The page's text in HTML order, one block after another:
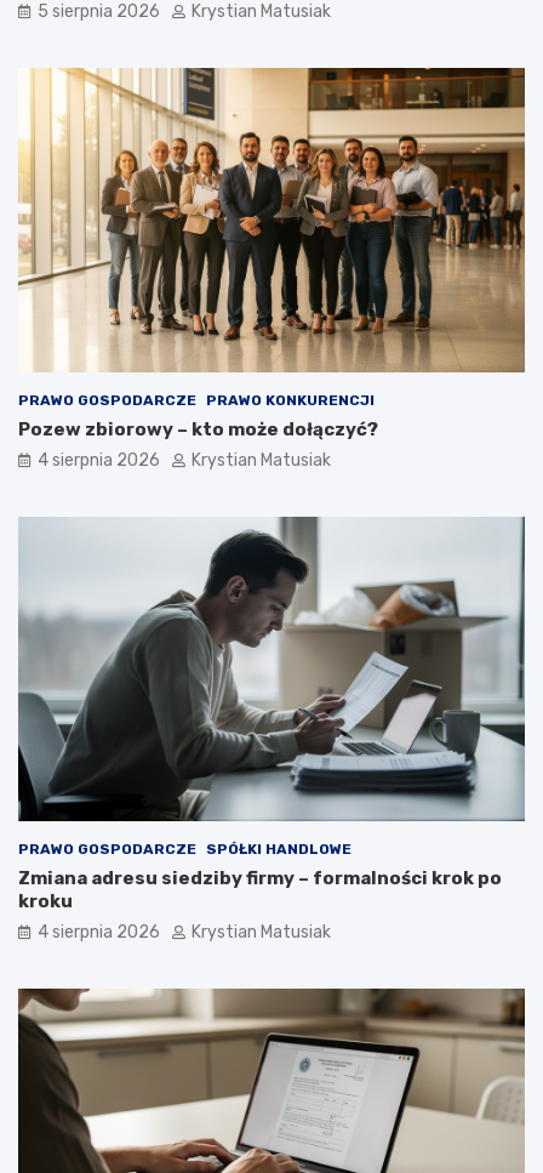
5 sierpnia 2026 Krystian Matusiak
PRAWO GOSPODARCZE PRAWO KONKURENCJI
Pozew zbiorowy – kto może dołączyć?
4 sierpnia 2026 Krystian Matusiak
PRAWO GOSPODARCZE SPÓŁKI HANDLOWE
Zmiana adresu siedziby firmy – formalności krok po
kroku
4 sierpnia 2026 Krystian Matusiak